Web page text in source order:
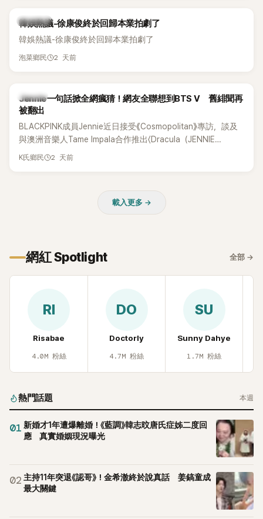
熱議討論
韓娛熱議-徐康俊終於回歸本業拍劇了
韓娛熱議-徐康俊終於回歸本業拍劇了
泡菜鄉民 2 天前
K-POP
Jennie一句話掀全網瘋猜！網友全聯想到BTS V 舊緋聞再
被翻出
BLACKPINK成員Jennie近日接受《Cosmopolitan》專訪，談及
與澳洲音樂人Tame Impala合作推出〈Dracula（JENNIE
Remix）〉的幕後故事，沒想到她一句關於「共同朋友」的回答，
K氏鄉民 2 天前
載入更多 →
網紅 Spotlight 全部 →
RI
Risabae
4.0M 粉絲
DO
Doctorly
4.7M 粉絲
SU
Sunny Dahye
1.7M 粉絲
熱門話題 本週
01 新婚才1年遭爆離婚！《藍調》韓志旼唐氏症姊二度回
應 真實婚姻現況曝光
02 主持11年突退《認哥》！金希澈終於說真話 姜鎬童成
最大關鍵